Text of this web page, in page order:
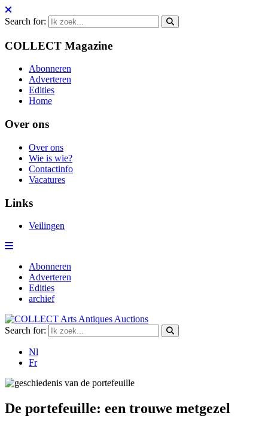
Search for:
COLLECT Magazine
Abonneren
Adverteren
Edities
Home
Over ons
Over ons
Wie is wie?
Contactinfo
Vacatures
Links
Veilingen
Abonneren
Adverteren
Edities
archief
Search for:
Nl
Fr
De portefeuille: een trouwe metgezel